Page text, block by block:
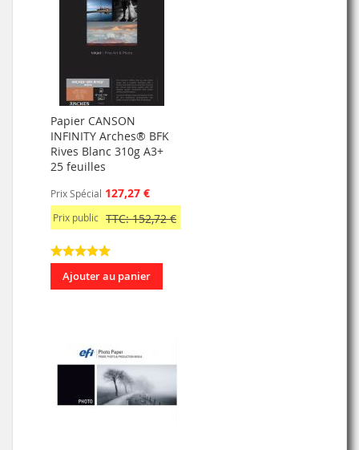
Papier CANSON
INFINITY Arches® BFK
Rives Blanc 310g A3+
25 feuilles
Prix Spécial 127,27 €
Prix public TTC: 152,72 €
Ajouter au panier